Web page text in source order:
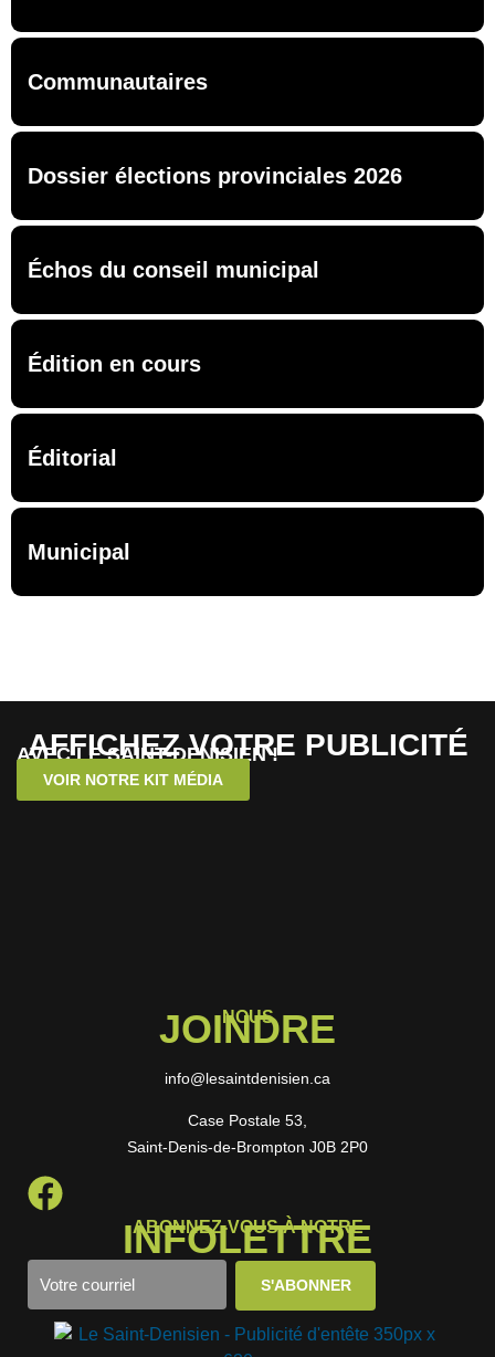
Communautaires
Dossier élections provinciales 2026
Échos du conseil municipal
Édition en cours
Éditorial
Municipal
AFFICHEZ VOTRE PUBLICITÉ
AVEC LE SAINT-DENISIEN !
VOIR NOTRE KIT MÉDIA
NOUS
JOINDRE
info@lesaintdenisien.ca
Case Postale 53,
Saint-Denis-de-Brompton J0B 2P0
ABONNEZ-VOUS À NOTRE
INFOLETTRE